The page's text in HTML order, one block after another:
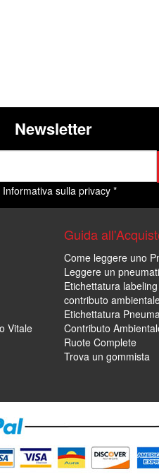
Newsletter
Informativa sulla privacy *
Vitale
Guida
Come leggere uno
Leggere un
Etichettatura labeling
contributo
Etichettatura
Contributo
Ruote Complete
Trova un gommista